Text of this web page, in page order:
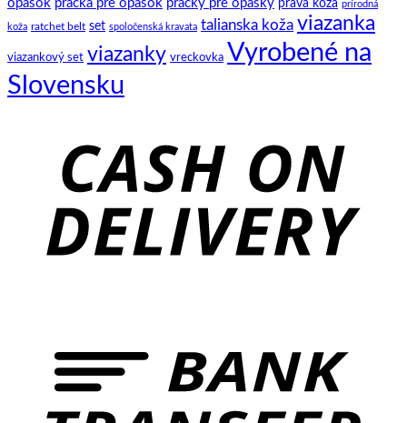
opasok pracka pre opasok pracky pre opasky prava koza prírodná
koža ratchet belt set spoločenská kravata talianska koža viazanka
viazankový set viazanky vreckovka Vyrobené na
Slovensku